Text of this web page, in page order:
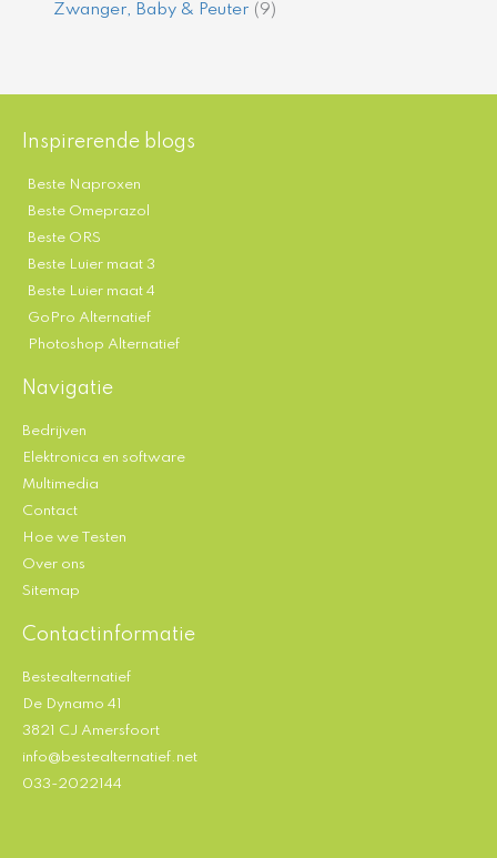
Zwanger, Baby & Peuter (9)
Inspirerende blogs
Beste Naproxen
Beste Omeprazol
Beste ORS
Beste Luier maat 3
Beste Luier maat 4
GoPro Alternatief
Photoshop Alternatief
Navigatie
Bedrijven
Elektronica en software
Multimedia
Contact
Hoe we Testen
Over ons
Sitemap
Contactinformatie
Bestealternatief
De Dynamo 41
3821 CJ Amersfoort
info@bestealternatief.net
033-2022144